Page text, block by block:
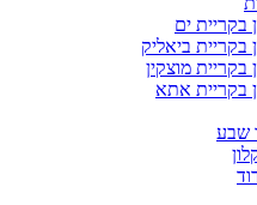
בקריית ים
בקריית ביאליק
בקריית מוצקין
בקריית אתא
שבע